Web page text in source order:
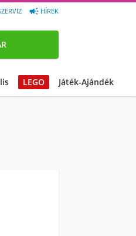
 HÍREK
LEGO Játék-Ajándék